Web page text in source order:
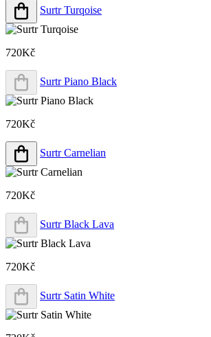
Surtr Turqoise
720Kč
Surtr Piano Black
720Kč
Surtr Carnelian
720Kč
Surtr Black Lava
720Kč
Surtr Satin White